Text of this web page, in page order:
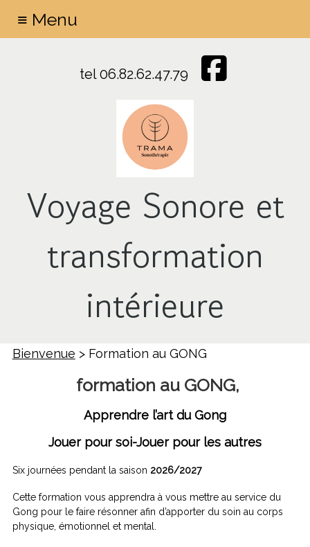
tel 06.82.62.47.79
Voyage Sonore et
transformation
intérieure
≡ Menu
Bienvenue > Formation au GONG
formation au GONG,
Apprendre l’art du Gong
Jouer pour soi-Jouer pour les autres
Six journées pendant la saison 2026/2027
Cette formation vous apprendra à vous mettre au service du
Gong pour le faire résonner afin d’apporter du soin au corps
physique, émotionnel et mental.